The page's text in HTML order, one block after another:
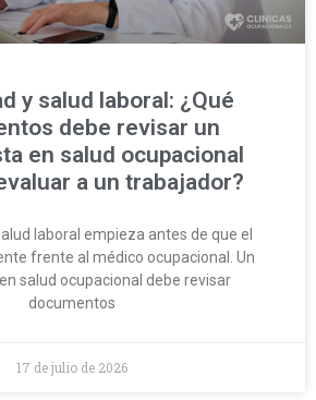
y salud laboral: ¿Qué
debe revisar un
en salud ocupacional
a un trabajador?
laboral empieza antes de que el
frente al médico ocupacional. Un
salud ocupacional debe revisar
documentos
17 de julio de 2026